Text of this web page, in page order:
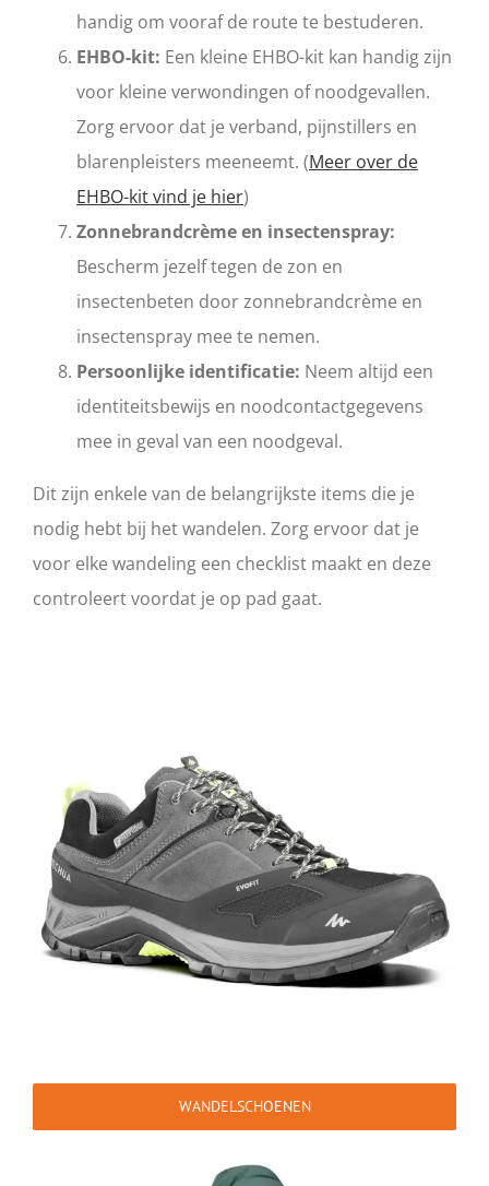
handig om vooraf de route te bestuderen.
EHBO-kit: Een kleine EHBO-kit kan handig zijn
voor kleine verwondingen of noodgevallen.
Zorg ervoor dat je verband, pijnstillers en
blarenpleisters meeneemt. (Meer over de
EHBO-kit vind je hier)
Zonnebrandcrème en insectenspray:
Bescherm jezelf tegen de zon en
insectenbeten door zonnebrandcrème en
insectenspray mee te nemen.
Persoonlijke identificatie: Neem altijd een
identiteitsbewijs en noodcontactgegevens
mee in geval van een noodgeval.
Dit zijn enkele van de belangrijkste items die je
nodig hebt bij het wandelen. Zorg ervoor dat je
voor elke wandeling een checklist maakt en deze
controleert voordat je op pad gaat.
WANDELSCHOENEN